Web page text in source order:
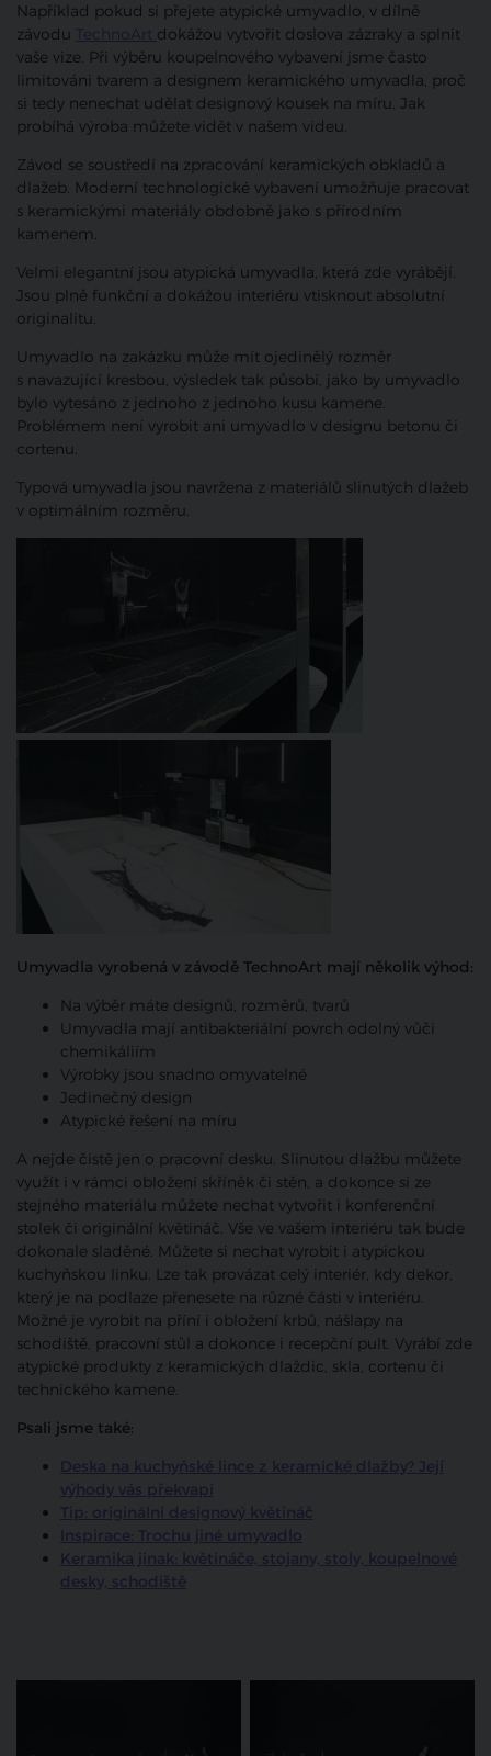
Například pokud si přejete atypické umyvadlo, v dílně
závodu
TechnoArt dokážou vytvořit doslova zázraky a splnit
vaše vize. Při výběru koupelnového vybavení jsme často
limitováni tvarem a designem keramického umyvadla, proč
si tedy nenechat udělat designový kousek na míru. Jak
probíhá výroba můžete vidět v našem videu.
Závod se soustředí na zpracování keramických obkladů a
dlažeb. Moderní technologické vybavení umožňuje pracovat
s keramickými materiály obdobně jako s přírodním
kamenem.
Velmi elegantní jsou atypická umyvadla, která zde vyrábějí.
Jsou plně funkční a dokážou interiéru vtisknout absolutní
originalitu.
Umyvadlo na zakázku může mít ojedinělý rozměr
s navazující kresbou, výsledek tak působí, jako by umyvadlo
bylo vytesáno z jednoho z jednoho kusu kamene.
Problémem není vyrobit ani umyvadlo v designu betonu či
cortenu.
Typová umyvadla jsou navržena z materiálů slinutých dlažeb
v optimálním rozměru.
Umyvadla vyrobená v závodě TechnoArt mají několik výhod:
Na výběr máte designů, rozměrů, tvarů
Umyvadla mají antibakteriální povrch odolný vůči
chemikáliím
Výrobky jsou snadno omyvatelné
Jedinečný design
Atypické řešení na míru
A nejde čistě jen o pracovní desku. Slinutou dlažbu můžete
využít i v rámci obložení skříněk či stěn, a dokonce si ze
stejného materiálu můžete nechat vytvořit i konferenční
stolek či originální květináč. Vše ve vašem interiéru tak bude
dokonale sladěné. Můžete si nechat vyrobit i atypickou
kuchyňskou linku. Lze tak provázat celý interiér, kdy dekor,
který je na podlaze přenesete na různé části v interiéru.
Možné je vyrobit na příní i obložení krbů, nášlapy na
schodiště, pracovní stůl a dokonce i recepční pult. Vyrábí zde
atypické produkty z keramických dlaždic, skla, cortenu či
technického kamene.
Psali jsme také:
Deska na kuchyňské lince z keramické dlažby? Její
výhody vás překvapí
Tip: originální designový květináč
Inspirace: Trochu jiné umyvadlo
Keramika jinak: květináče, stojany, stoly, koupelnové
desky, schodiště